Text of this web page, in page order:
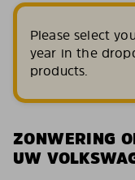
Please select
year in the
products.
ZONWERING
UW